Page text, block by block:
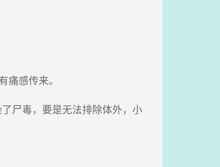
感传来。
尸毒，要是无法排除体外，小